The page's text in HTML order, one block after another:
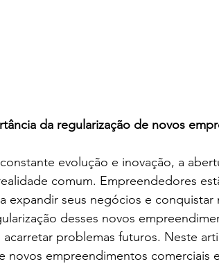
da regularização de novos
evolução e inovação, a
comum. Empreendedores
expandir seus negócios e
desses novos
problemas futuros. Neste
novos empreendimentos